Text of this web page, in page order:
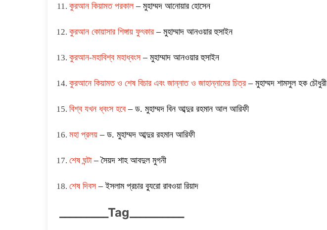
কুরআন কিয়ামত পরকাল– মুহাম্মদ আনোয়ার হোসেন
কুরআন কোয়াসার শিঙ্গায় ফুৎকার– মুহাম্মাদ আনওয়ার হুসাইন
কুরআন-মহাবিশ্ব মহাধ্বংস– মুহাম্মাদ আনওয়ার হুসাইন
কুরআনে কিয়ামত ও শেষ বিচার এবং জান্নাত ও জাহান্নামের চিত্র– মুহাম্মদ শামসুল হক চৌধুরী
বিশ্ব যখন ধ্বংস হবে– ড. মুহাম্মদ বিন আব্দুর রহমান আল আরিফী
মহা প্রলয় – ড. মুহাম্মদ আব্দুর রহমান আরিফী
শেষ ঘন্টা– সৈয়দ শাহ আবদুল মুগনী
শেষ দিবস– ইসলাম প্রচার ব্যুরো রাবওয়া রিয়াদ
_________Tag__________